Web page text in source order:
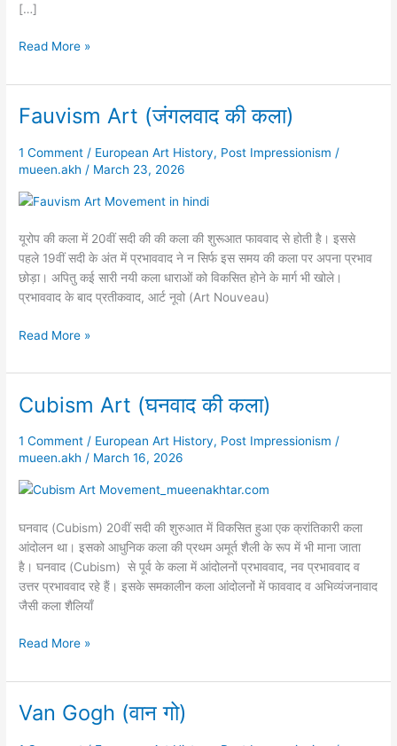
[…]
Read More »
Fauvism Art (जंगलवाद की कला)
1 Comment / European Art History, Post Impressionism /
mueen.akh / March 23, 2026
यूरोप की कला में 20वीं सदी की की कला की शुरूआत फाववाद से होती है। इससे
पहले 19वीं सदी के अंत में प्रभाववाद ने न सिर्फ इस समय की कला पर अपना प्रभाव
छोड़ा। अपितु कई सारी नयी कला धाराओं को विकसित होने के मार्ग भी खोले।
प्रभाववाद के बाद प्रतीकवाद, आर्ट नूवो (Art Nouveau)
Fauvism
(जंगलवाद
की
कला)
Read More »
Cubism Art (घनवाद की कला)
1 Comment / European Art History, Post Impressionism /
mueen.akh/ March 16, 2026
घनवाद (Cubism) 20वीं सदी की शुरुआत में विकसित हुआ एक क्रांतिकारी कला
आंदोलन था। इसको आधुनिक कला की प्रथम अमूर्त शैली के रूप में भी माना जाता
है। घनवाद (Cubism) से पूर्व के कला में आंदोलनों प्रभाववाद, नव प्रभाववाद व
उत्तर प्रभाववाद रहे हैं। इसके समकालीन कला आंदोलनों में फाववाद व अभिव्यंजनावाद
जैसी कला शैलियाँ
Cubism
(घनवाद
की
कला)
Read More »
Van Gogh (वान गो)
Van